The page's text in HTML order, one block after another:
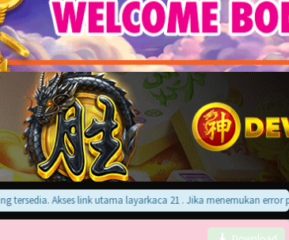
Akses link utama layarkaca 21 . Jika menemukan error pada